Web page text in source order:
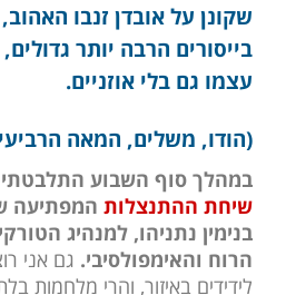
שקונן על אובדן זנבו
בייסורים הרבה יותר
עצמו גם בלי אוזניים.
(הודו, משלים, המאה
במהלך סוף השבוע התלבטתי
שיחת ההתנצלות המפתיעה
בנימין נתניהו, למנהיג
הרוח והאימפולסיבי. גם אני
לידידים באיזור, והרי מלחמות